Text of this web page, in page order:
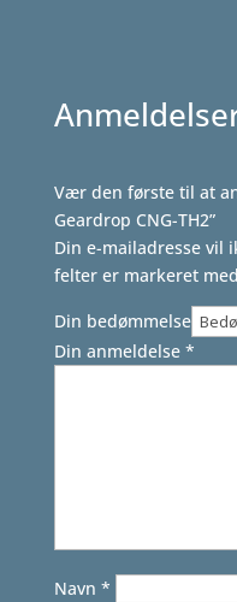
Vær den første til at
Geardrop CNG-TH2”
Din e-mailadresse vil
felter er markeret med
Din bedømmelse
Din anmeldelse *
Navn *